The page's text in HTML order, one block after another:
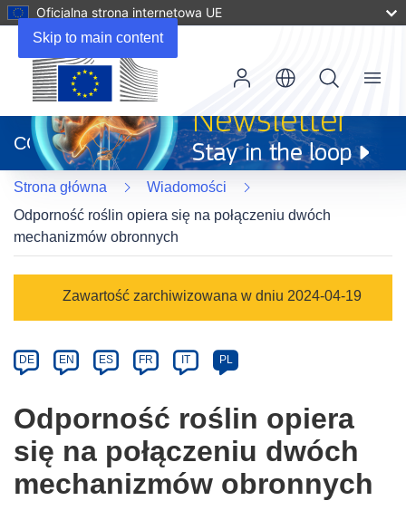
Skip to main content
Oficjalna strona internetowa UE
otworzy
się
w
nowym
oknie)
CORDIS
Menu
Strona główna
Wiadomości
Odporność roślin opiera się na połączeniu dwóch
mechanizmów obronnych
Category
Zawartość zarchiwizowana w dniu 2024-04-19
Article
available
the
following
languages:
DE EN ES FR IT PL
Odporność roślin opiera
się na połączeniu dwóch
mechanizmów obronnych